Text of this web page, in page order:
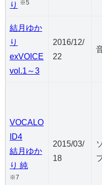
り
※5
結月ゆか
り
exVOICE
vol.1～3
2016/12/
22
VOCALO
ID4
結月ゆか
り 純
※7
2015/03/
18